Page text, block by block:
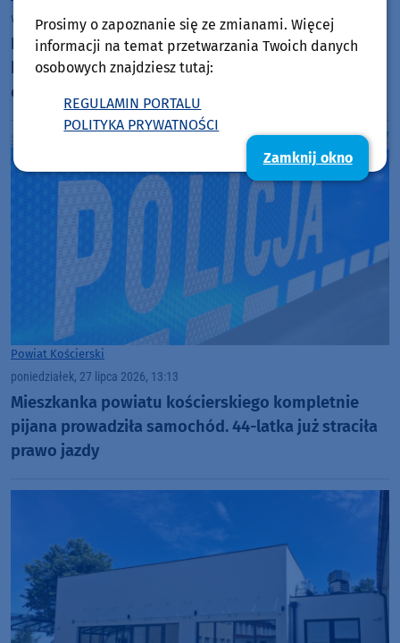
wtorek, 28 lipca 2026, 07:40
Dwóch poszukiwanych zatrzymanych przez
kościerskich policjantów. 52-latek miał do
odsiedzenia dwa lata
Powiat Kościerski
poniedziałek, 27 lipca 2026, 13:13
Mieszkanka powiatu kościerskiego kompletnie
pijana prowadziła samochód. 44-latka już straciła
prawo jazdy
Prosimy o zapoznanie się ze zmianami. Więcej
informacji na temat przetwarzania Twoich danych
osobowych znajdziesz tutaj:
REGULAMIN PORTALU
POLITYKA PRYWATNOŚCI
Zamknij okno